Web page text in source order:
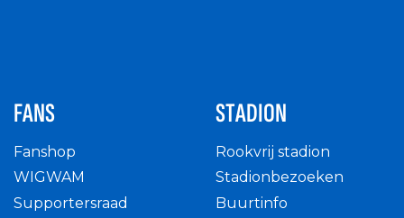
FANS
Fanshop
WIGWAM
Supportersraad
STADION
Rookvrij stadion
Stadionbezoeken
Buurtinfo